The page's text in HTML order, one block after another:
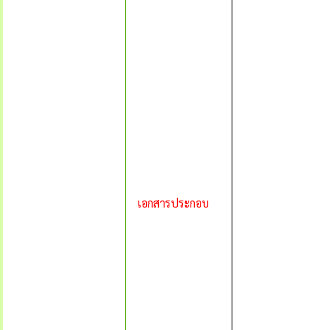
เอกสารประกอบ